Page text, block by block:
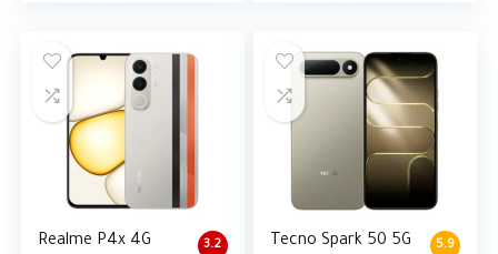
3.2
Realme P4x 4G 5.9
Tecno Spark 50 5G